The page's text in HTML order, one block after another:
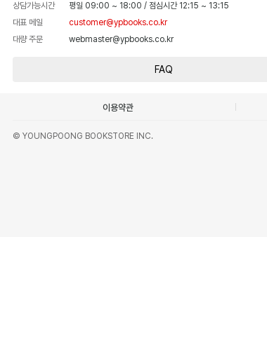
상담가능시간 평일 09:00 ~ 18:00 / 점심시간 12:15 ~ 13:15
대표 메일
customer@ypbooks.co.kr
대량 주문
webmaster@ypbooks.co.kr
FAQ
이용약관
© YOUNGPOONG BOOKSTORE INC.